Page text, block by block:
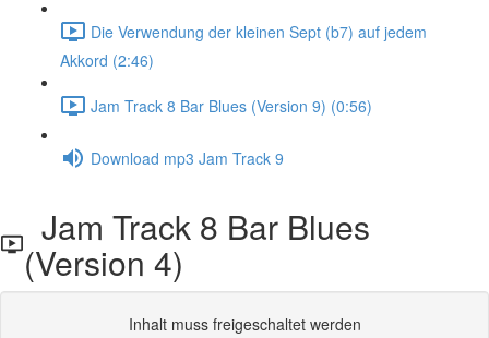
Die Verwendung der kleinen Sept (b7) auf jedem
Akkord (2:46)
Jam Track 8 Bar Blues (Version 9) (0:56)
Download mp3 Jam Track 9
Jam Track 8 Bar Blues
(Version 4)
Inhalt muss freigeschaltet werden